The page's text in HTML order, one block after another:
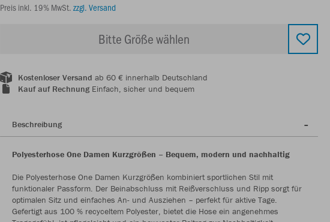
Preis inkl. 19% MwSt. zzgl. Versand
Bitte Größe wählen
Kostenloser Versand ab 60 € innerhalb Deutschland
Kauf auf RechnungEinfach, sicher und bequem
Beschreibung
Polyesterhose One Damen Kurzgrößen – Bequem, modern und nachhaltig
Die Polyesterhose One Damen Kurzgrößen kombiniert sportlichen Stil mit
funktionaler Passform. Der Beinabschluss mit Reißverschluss und Ripp sorgt für
optimalen Sitz und einfaches An- und Ausziehen – perfekt für aktive Tage.
Gefertigt aus 100 % recyceltem Polyester, bietet die Hose ein angenehmes